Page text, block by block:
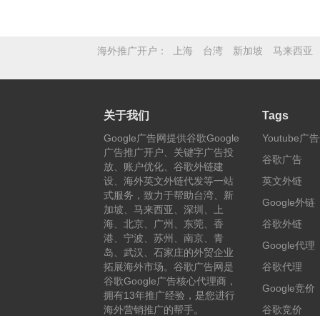
海外推广开户 上海 台湾 新加坡 马来西亚
关于我们
Google广告网提供谷歌Google
广告推广开户、关键字广告投
放、账户优化、谷歌外链建
设、海外英文外链代发等一站
式服务，致力于帮助台湾、新
加坡、马来西亚、深圳、上
海、北京、广州、东莞、香
港、宁波、苏州、南京、青
岛、武汉、石家庄的外贸企业
拓展海外市场。谷歌广告网是
谷歌Google广告核心代理商，
拥有13年推广经验，是您进行
海外营销推广的帮手。
Tags
Youtube广
谷歌广告
英文外链
Google外链
谷歌外链
Google代理
谷歌代理
Google竞价
谷歌竞价